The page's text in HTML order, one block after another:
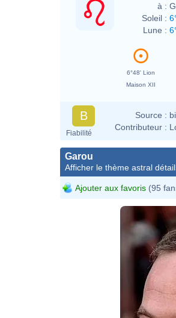
à :
Soleil :
Lune :
6°48' Lion
Maison XII
B
Fiabilité
Source :
Contributeur :
Garou
Afficher le thème astral
Ajouter aux favoris (95